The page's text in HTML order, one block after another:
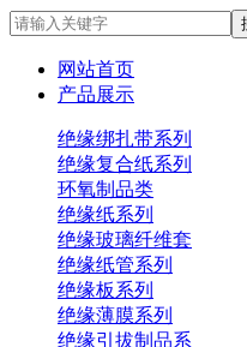
网站首页
产品展示
绝缘绑扎带系列
绝缘复合纸系列
环氧制品类
绝缘纸系列
绝缘玻璃纤维套
绝缘纸管系列
绝缘板系列
绝缘薄膜系列
绝缘引拔制品系